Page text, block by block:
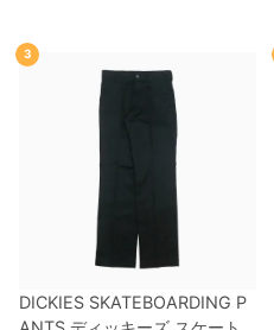
3
DICKIES SKATEBOARDING P